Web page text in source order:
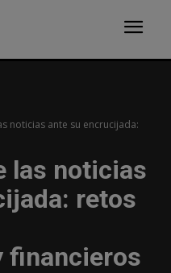
noticias ante su encrucijada:
las noticias
retos
financieros